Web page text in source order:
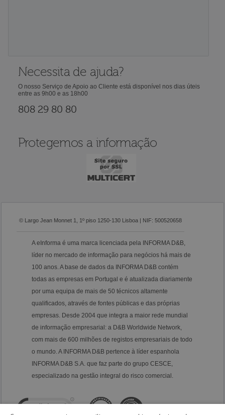
Necessita de ajuda?
O nosso Serviço de Apoio ao Cliente está disponível nos dias úteis
entre as 9h00 e as 18h00
808 29 80 80
Protegemos a informação
© Largo Jean Monnet 1, 1º piso 1250-130 Lisboa | NIF: 500520658
A eInforma é uma marca licenciada pela INFORMA D&B,
líder no mercado de informação para negócios há mais de
100 anos. A base de dados da INFORMA D&B contém
todas as empresas em Portugal e é atualizada diariamente
por uma equipa de mais de 50 técnicos altamente
qualificados, através de fontes públicas e das próprias
empresas. Desde 2004 que integra a maior rede mundial
de informação empresarial: a D&B Worldwide Network,
com mais de 600 milhões de registos empresariais de todo
o mundo. A INFORMA D&B pertence à líder espanhola
INFORMA D&B S.A. que faz parte do grupo CESCE,
especializado na gestão integral do risco comercial.